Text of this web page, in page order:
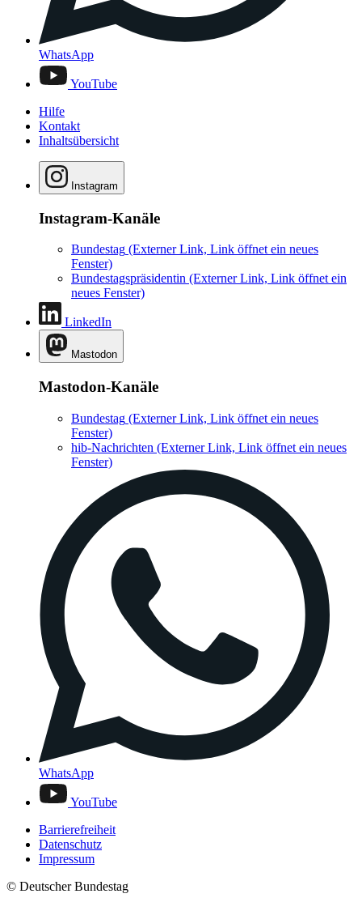
WhatsApp
YouTube
Hilfe
Kontakt
Inhaltsübersicht
Instagram
Instagram-Kanäle
Bundestag (Externer Link, Link öffnet ein neues
Fenster)
Bundestagspräsidentin (Externer Link, Link öffnet ein
neues Fenster)
LinkedIn
Mastodon
Mastodon-Kanäle
Bundestag (Externer Link, Link öffnet ein neues
Fenster)
hib-Nachrichten (Externer Link, Link öffnet ein neues
Fenster)
WhatsApp
YouTube
Barrierefreiheit
Datenschutz
Impressum
© Deutscher Bundestag